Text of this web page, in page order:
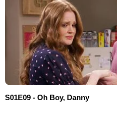
S01E09 - Oh Boy, Danny